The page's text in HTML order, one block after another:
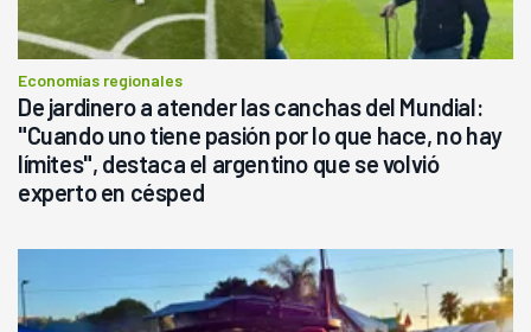
Economías regionales
De jardinero a atender las canchas del Mundial:
"Cuando uno tiene pasión por lo que hace, no hay
límites", destaca el argentino que se volvió
experto en césped